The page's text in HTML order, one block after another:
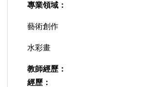
專業領域：
藝術創作
水彩畫
教師經歷：
經歷：